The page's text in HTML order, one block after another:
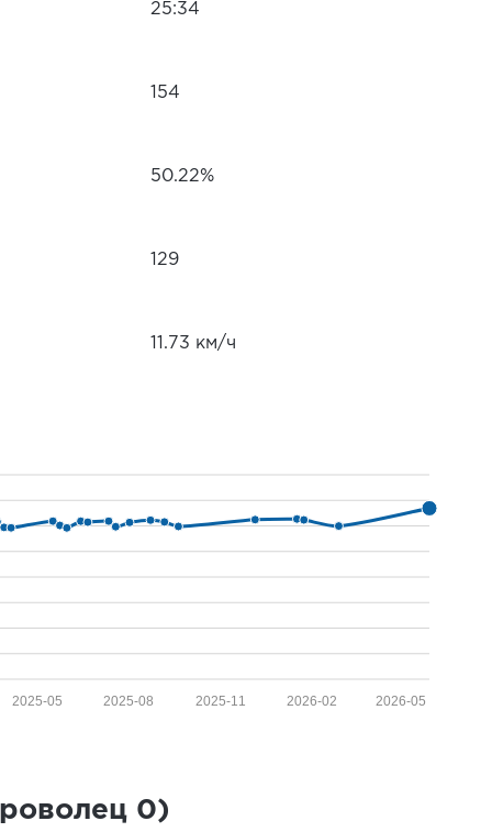
25:34
154
50.22%
129
11.73 км/ч
2026-05
2026-02
2025-11
2025-08
2025-05
0)